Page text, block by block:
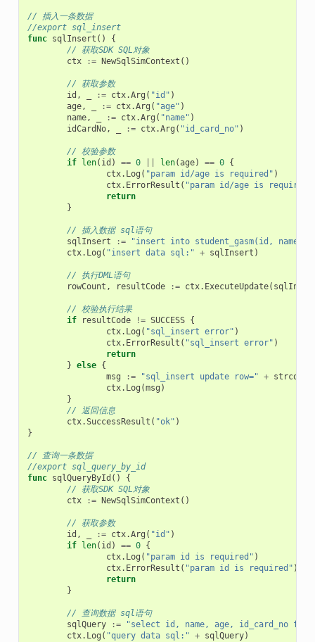
// 插入一条数据
//export sql_insert
func sqlInsert ()
{
// 获取SDK SQL对象
ctx
:= NewSqlSimContext ()
// 获取参数
id , := ctx.Arg ( "id" )
age, := ctx.Arg ( "age" )
name, := ctx.Arg ( "name" )
idCardNo, := ctx.Arg ( "id_card_no" )
// 校验参数
if
len( id ) == 0 len(age) == 0 {
ctx. Log ( "param id/age is required" )
ctx. ErrorResult ( "param id/age is required"
return
}
// 插入数据 sql语句
sqlInsert
:=
"insert into student_gasm(id, name,
ctx. Log ( "insert data sql:" + sqlInsert )
// 执行DML语句
rowCount , resultCode := ctx. ExecuteUpdate(
// 校验执行结果
if
resultCode != SUCCESS {
ctx. Log ( "sql_insert error" )
ctx. ErrorResult ( "sql_insert error" )
return
} else {
msg
:= "sql_insert update row=" + strconv
ctx. Log (msg )
}
// 返回信息
ctx.SuccessResult ( "ok" )
}
// 查询一条数据
//export sql_query_by_id
func sqlQueryById ()
{
// 获取SDK SQL对象
ctx
:= NewSqlSimContext ()
// 获取参数
id , := ctx.Arg ( "id" )
if
len( id ) == 0 {
ctx. Log ( "param id is required" )
ctx. ErrorResult ( "param id is required" )
return
}
// 查询数据 sql语句
sqlQuery
:=
"select id, name, age, id_card_no from
ctx. Log ( "query data sql:" + sqlQuery)